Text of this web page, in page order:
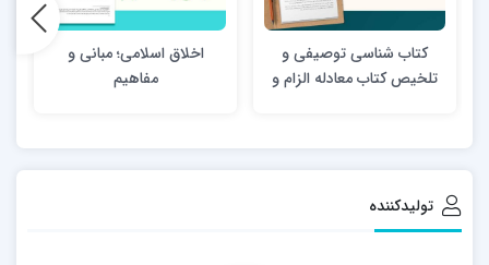
کتاب شناسی توصیفی و
تلخیص کتاب معادله الزام و
اخلاق اسلامی؛ مبانی و
مفاهیم
تولیدکننده